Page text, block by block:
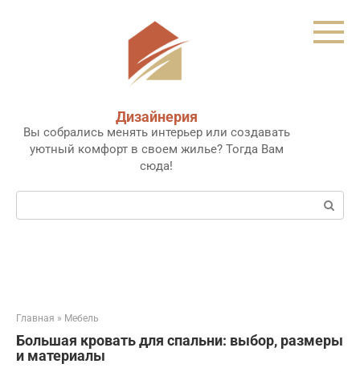
Дизайнерия
Вы собрались менять интерьер или создавать
уютный комфорт в своем жилье? Тогда Вам
сюда!
Поиск:
Главная » Мебель
Большая кровать для спальни: выбор, размеры
и материалы